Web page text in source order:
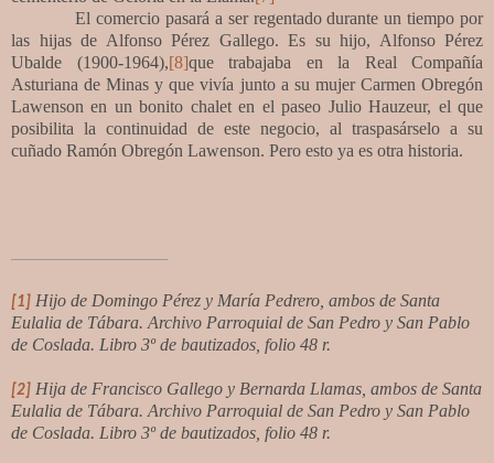
El comercio pasará a ser regentado durante un tiempo por
las hijas de Alfonso Pérez Gallego. Es su hijo, Alfonso Pérez
Ubalde (1900-1964),[8]que trabajaba en la Real Compañía
Asturiana de Minas y que vivía junto a su mujer Carmen Obregón
Lawenson en un bonito chalet en el paseo Julio Hauzeur, el que
posibilita la continuidad de este negocio, al traspasárselo a su
cuñado Ramón Obregón Lawenson. Pero esto ya es otra historia.
[1] Hijo de Domingo Pérez y María Pedrero, ambos de Santa
Eulalia de Tábara. Archivo Parroquial de San Pedro y San Pablo
de Coslada. Libro 3º de bautizados, folio 48 r.
[2] Hija de Francisco Gallego y Bernarda Llamas, ambos de Santa
Eulalia de Tábara. Archivo Parroquial de San Pedro y San Pablo
de Coslada. Libro 3º de bautizados, folio 48 r.